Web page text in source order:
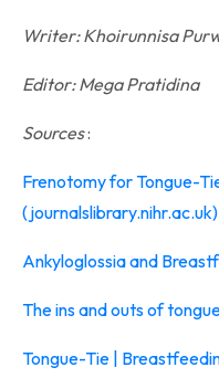
Writer: Khoirunnisa
Editor: Mega Pratidina
Sources:
Frenotomy for Tongue-
(journalslibrary.nihr.ac.uk)
Ankyloglossia and
The ins and outs of
Tongue-Tie |